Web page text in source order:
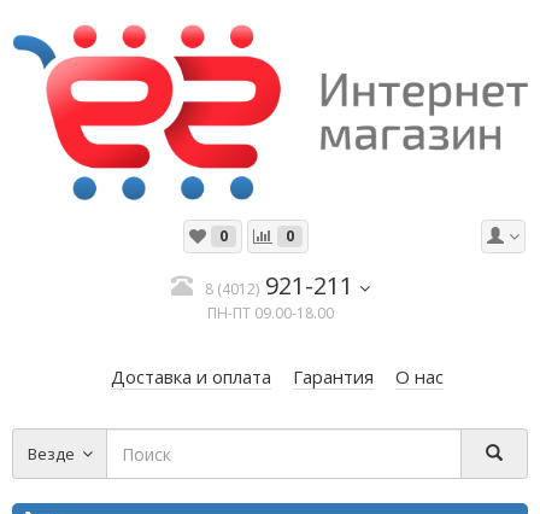
0 0
8 (4012)921-211
ПН-ПТ 09.00-18.00
Доставка и оплата Гарантия О нас
Везде